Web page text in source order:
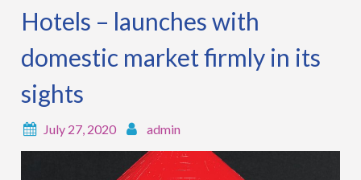
Hotels – launches with
domestic market firmly in its
sights
July 27, 2020 admin